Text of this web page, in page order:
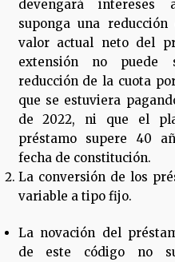
devengará
suponga una
valor actual neto del
extensión no puede
reducción de la cuota
que se estuviera
de 2022, ni que el
préstamo supere 40
fecha de constitución.
La conversión de los
variable a tipo fijo.
La novación del
de este código no